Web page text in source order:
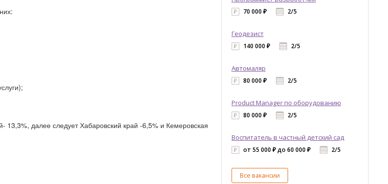
далее следует Хабаровский край -6,5% и Кемеровская
70 000 ₽ 2/5
Геодезист
140 000 ₽ 2/5
Автомаляр
80 000 ₽ 2/5
Product Manager по оборудованию
80 000 ₽ 2/5
Воспитатель в частный детский сад
от 55 000 ₽ до 60 000 ₽ 2/5
Все вакансии